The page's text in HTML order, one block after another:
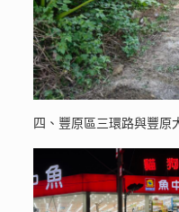
四、豐原區三環路與豐原